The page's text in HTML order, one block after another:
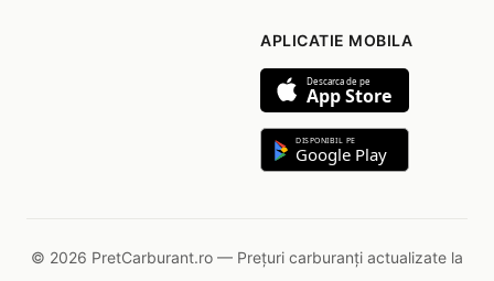
APLICATIE MOBILA
Descarca de pe
App Store
DISPONIBIL PE
Google Play
© 2026 PretCarburant.ro — Prețuri carburanți actualizate la